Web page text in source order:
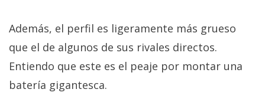
Además, el perfil es ligeramente más grueso
que el de algunos de sus rivales directos.
Entiendo que este es el peaje por montar una
batería gigantesca.